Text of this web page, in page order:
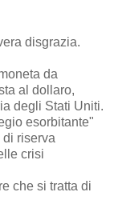
disgrazia.
da
al dollaro,
degli Stati Uniti.
esorbitante"
riserva
crisi
che si tratta di